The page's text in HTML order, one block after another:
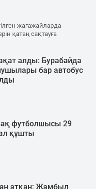
жағажайларда
қатаң сақтауға
алды: Бурабайда
бар автобус
футболшысы 29
құшты
атқан: Жамбыл